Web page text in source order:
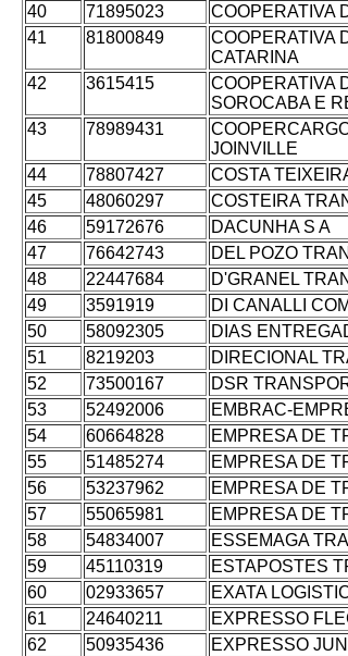
40
71895023
COOPERATIVA
41
81800849
COOPERATIVA
CATARINA
42
3615415
COOPERATIVA
SOROCABA E
43
78989431
JOINVILLE
44
78807427
COSTA
45
48060297
COSTEIRA
46
59172676
DACUNHA S A
47
76642743
DEL POZO
48
22447684
D'GRANEL
49
3591919
DI CANALLI
50
58092305
DIAS
51
8219203
DIRECIONAL
52
73500167
DSR
53
52492006
EMBRAC-
54
60664828
EMPRESA DE
55
51485274
EMPRESA DE
56
53237962
EMPRESA DE
57
55065981
EMPRESA DE
58
54834007
ESSEMAGA
59
45110319
ESTAPOSTES
60
02933657
EXATA
61
24640211
EXPRESSO
62
50935436
EXPRESSO